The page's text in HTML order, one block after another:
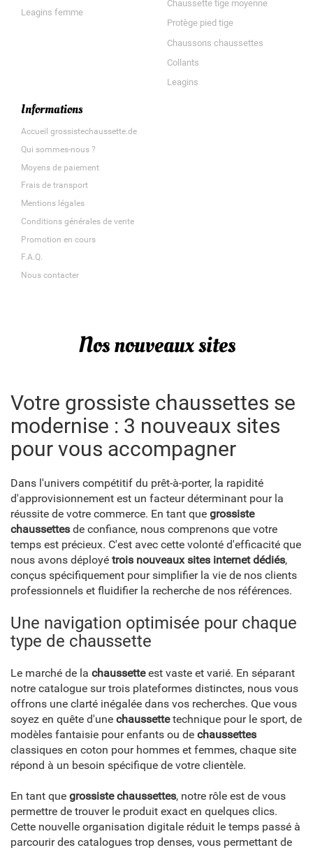
Leagins femme
Chaussette tige moyenne
Protège pied tige
Chaussons chaussettes
Collants
Leagins
Informations
Accueil grossistechaussette.de
Qui sommes-nous ?
Moyens de paiement
Frais de transport
Mentions légales
Conditions générales de vente
Promotion en cours
F.A.Q.
Nous contacter
Nos nouveaux sites
Votre grossiste chaussettes se
modernise : 3 nouveaux sites
pour vous accompagner
Dans l'univers compétitif du prêt-à-porter, la rapidité
d'approvisionnement est un facteur déterminant pour la
réussite de votre commerce. En tant que grossiste
chaussettes de confiance, nous comprenons que votre
temps est précieux. C'est avec cette volonté d'efficacité que
nous avons déployé trois nouveaux sites internet dédiés,
conçus spécifiquement pour simplifier la vie de nos clients
professionnels et fluidifier la recherche de nos références.
Une navigation optimisée pour chaque
type de chaussette
Le marché de la chaussetteest vaste et varié. En séparant
notre catalogue sur trois plateformes distinctes, nous vous
offrons une clarté inégalée dans vos recherches. Que vous
soyez en quête d'une chaussettetechnique pour le sport, de
modèles fantaisie pour enfants ou de chaussettes
classiques en coton pour hommes et femmes, chaque site
répond à un besoin spécifique de votre clientèle.
En tant que grossiste chaussettes, notre rôle est de vous
permettre de trouver le produit exact en quelques clics.
Cette nouvelle organisation digitale réduit le temps passé à
parcourir des catalogues trop denses, vous permettant de